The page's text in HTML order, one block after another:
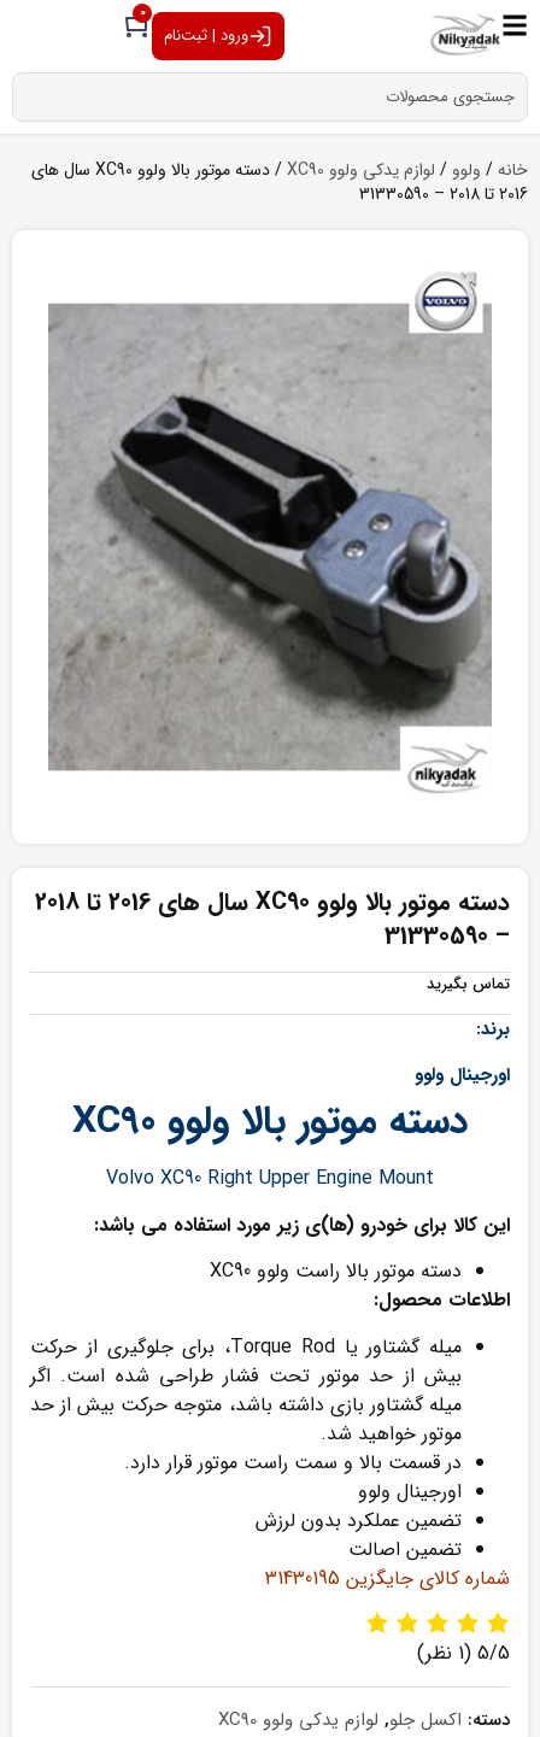
ورود | ثبت‌نام
0
خانه/ ولوو / لوازم یدکی ولوو XC90
/ دسته موتور بالا ولوو XC90 سال های
2016 تا 2018 – 31330590
دسته موتور بالا ولوو XC90 سال های 2016 تا 2018
– 31330590
تماس بگیرید
برند:
اورجینال ولوو
دسته موتور بالا ولوو XC90
Volvo XC90 Right Upper Engine Mount
این کالا برای خودرو (ها)ی زیر مورد استفاده می باشد:
دسته موتور بالا راست ولوو XC90
اطلاعات محصول:
میله گشتاور یا Torque Rod، برای جلوگیری از حرکت
بیش از حد موتور تحت فشار طراحی شده است. اگر
میله گشتاور بازی داشته باشد، متوجه حرکت بیش از حد
موتور خواهید شد.
در قسمت بالا و سمت راست موتور قرار دارد.
اورجینال ولوو
تضمین عملکرد بدون لرزش
تضمین اصالت
شماره کالای جایگزین 31430195
5/5 (1 نظر)
دسته: اکسل جلو, لوازم یدکی ولوو XC90